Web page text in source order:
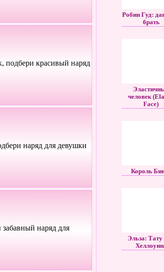
подбери красивый наряд
наряд для девушки
наряд для
Робин Гуд:
брать
человек
Face)
Король
Эльза: Тату